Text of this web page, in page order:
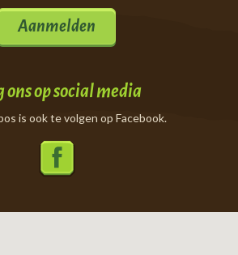
Aanmelden
ons op social media
is ook te volgen op Facebook.